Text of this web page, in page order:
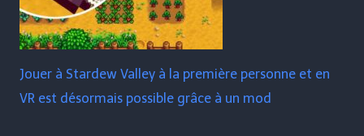
Jouer à Stardew Valley à la première personne et en
VR est désormais possible grâce à un mod